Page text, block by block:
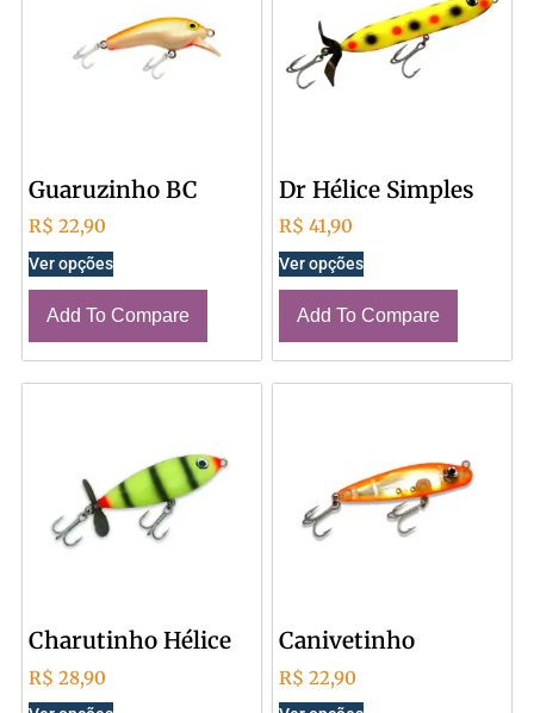
Guaruzinho BC
R$ 22,90
Ver opções
Add To Compare
Dr Hélice Simples
R$ 41,90
Ver opções
Add To Compare
Charutinho Hélice
R$ 28,90
Canivetinho
R$ 22,90